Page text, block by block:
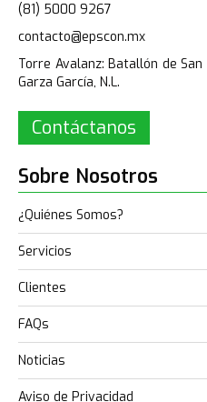
(81) 5000 9267
contacto@epscon.mx
Torre Avalanz: Batallón de
Garza García, N.L.
Contáctanos
Sobre Nosotros
¿Quiénes Somos?
Servicios
Clientes
FAQs
Noticias
Aviso de Privacidad